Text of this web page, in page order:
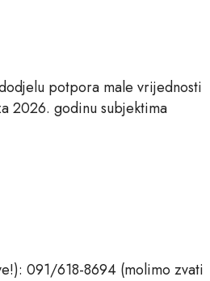
potpora male vrijednosti
2026. godinu subjektima
091/618-8694 (molimo zvati